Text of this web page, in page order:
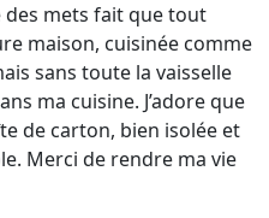
des mets fait que tout
maison, cuisinée comme
sans toute la vaisselle
ma cuisine. J’adore que
de carton, bien isolée et
Merci de rendre ma vie